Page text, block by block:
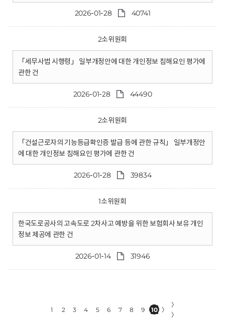
2026-01-28 40741
2소위원회
「세무사법 시행령」 일부개정안에 대한 개인정보 침해요인 평가에
관한 건
2026-01-28 44490
2소위원회
「건설근로자의 기능등급확인증 발급 등에 관한 규칙」 일부개정안
에 대한 개인정보 침해요인 평가에 관한 건
2026-01-28 39834
1소위원회
한국도로공사의 고속도로 2차사고 예방을 위한 보험회사 보유 개인
정보 제공에 관한 건
2026-01-14 31946
1 2 3 4 5 6 7 8 9 10 〉
〉
〉